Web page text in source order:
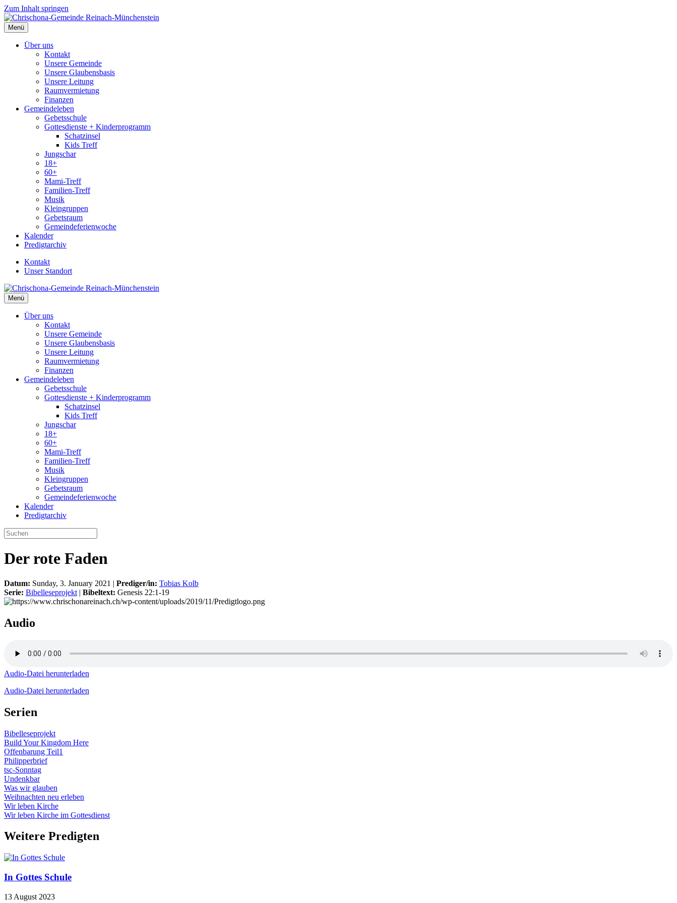
Zum Inhalt springen
Menü
Über uns
Kontakt
Unsere Gemeinde
Unsere Glaubensbasis
Unsere Leitung
Raumvermietung
Finanzen
Gemeindeleben
Gebetsschule
Gottesdienste + Kinderprogramm
Schatzinsel
Kids Treff
Jungschar
18+
60+
Mami-Treff
Familien-Treff
Musik
Kleingruppen
Gebetsraum
Gemeindeferienwoche
Kalender
Predigtarchiv
Kontakt
Unser Standort
Menü
Über uns
Kontakt
Unsere Gemeinde
Unsere Glaubensbasis
Unsere Leitung
Raumvermietung
Finanzen
Gemeindeleben
Gebetsschule
Gottesdienste + Kinderprogramm
Schatzinsel
Kids Treff
Jungschar
18+
60+
Mami-Treff
Familien-Treff
Musik
Kleingruppen
Gebetsraum
Gemeindeferienwoche
Kalender
Predigtarchiv
Der rote Faden
Datum: Sunday, 3. January 2021 | Prediger/in: Tobias Kolb
Serie: Bibelleseprojekt | Bibeltext: Genesis 22:1-19
Audio
Audio-Datei herunterladen
Audio-Datei herunterladen
Serien
Bibelleseprojekt
Build Your Kingdom Here
Offenbarung Teil1
Philipperbrief
tsc-Sonntag
Undenkbar
Was wir glauben
Weihnachten neu erleben
Wir leben Kirche
Wir leben Kirche im Gottesdienst
Weitere Predigten
In Gottes Schule
13 August 2023